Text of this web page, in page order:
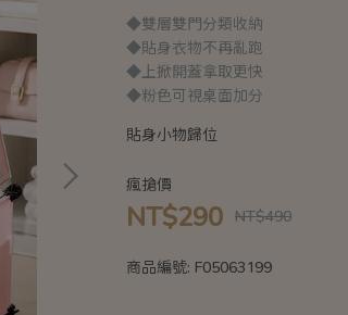
◆雙層雙門分類收納
◆貼身衣物不再亂跑
◆上掀開蓋拿取更快
◆粉色可視桌面加分
貼身小物歸位
瘋搶價
NT$290 NT$490
商品編號: F05063199